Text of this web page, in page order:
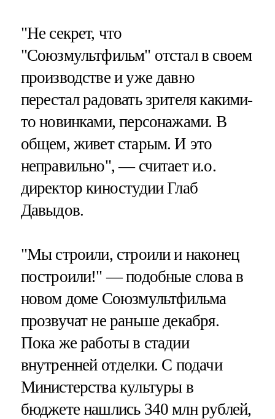
"Не секрет, что
"Союзмультфильм" отстал в своем
производстве и уже давно
перестал радовать зрителя какими-
то новинками, персонажами. В
общем, живет старым. И это
неправильно", — считает и.о.
директор киностудии Глаб
Давыдов.
"Мы строили, строили и наконец
построили!" — подобные слова в
новом доме Союзмультфильма
прозвучат не раньше декабря.
Пока же работы в стадии
внутренней отделки. С подачи
Министерства культуры в
бюджете нашлись 340 млн рублей,